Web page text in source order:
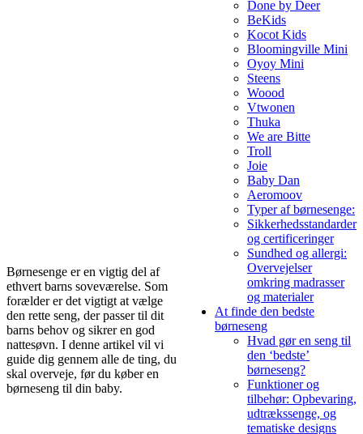
Børnesenge er en vigtig del af
ethvert barns soveværelse. Som
forælder er det vigtigt at vælge
den rette seng, der passer til dit
barns behov og sikrer en god
nattesøvn. I denne artikel vil vi
guide dig gennem alle de ting, du
skal overveje, før du køber en
børneseng til din baby.
Done by Deer
BeKids
Kocot Kids
Bloomingville Mini
Oyoy Mini
Steens
Woood
Vtwonen
Thuka
We are Bitte
Troll
Joie
Baby Dan
Aeromoov
Typer af børnesenge:
Sikkerhedsstandarder
og certificeringer
Sundhed og allergi:
Overvejelser
omkring madrasser
og materialer
At finde den bedste
børneseng
Hvad gør en seng til
den ‘bedste’
børneseng?
Funktioner og
tilbehør: Opbevaring,
udtrækssenge, og
tematiske designs